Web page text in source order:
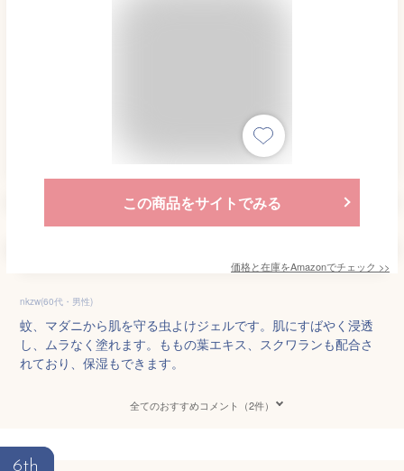
この商品をサイトでみる
価格と在庫をAmazonでチェック >>
nkzw(60代・男性)
蚊、マダニから肌を守る虫よけジェルです。肌にすばやく浸透
し、ムラなく塗れます。ももの葉エキス、スクワランも配合さ
れており、保湿もできます。
全てのおすすめコメント（2件）
6th